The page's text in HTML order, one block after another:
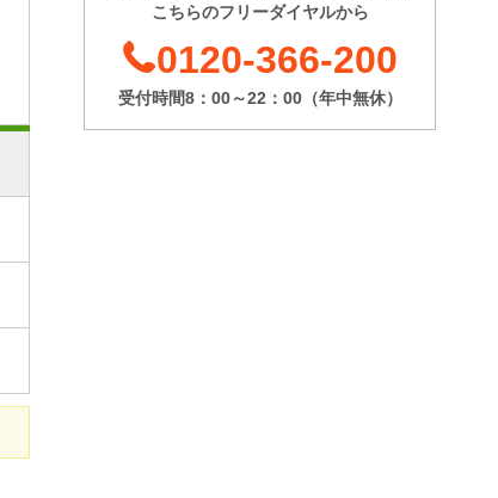
[賃料] @8,001 円/坪～
[募集階] 5階
[坪数] 9.5坪
@12,000 円/坪
[募集階] 2階
こちらのフリーダイヤルから
0120-366-200
受付時間8：00～22：00（年中無休）